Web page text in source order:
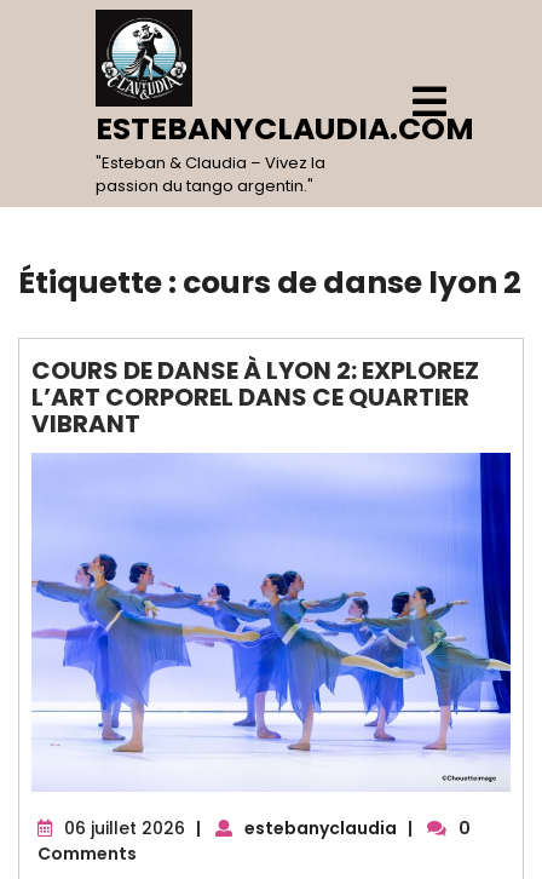
ESTEBANYCLAUDIA.COM
"Esteban & Claudia – Vivez la
passion du tango argentin."
Open
Menu
Étiquette : cours de danse lyon 2
COURS DE DANSE À LYON 2: EXPLOREZ
L’ART CORPOREL DANS CE QUARTIER
VIBRANT
06 juillet 2026 06
| estebanyclaudia |
0
Comments